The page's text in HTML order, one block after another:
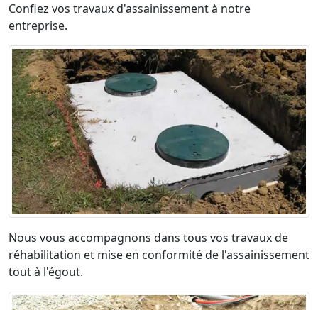
Confiez vos travaux d'assainissement à notre
entreprise.
Nous vous accompagnons dans tous vos travaux de
réhabilitation et mise en conformité de l'assainissement
tout à l'égout.